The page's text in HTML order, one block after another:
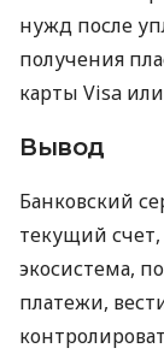
нужд после
получения
карты Visa
Вывод
Банковский
текущий
экосистема,
платежи,